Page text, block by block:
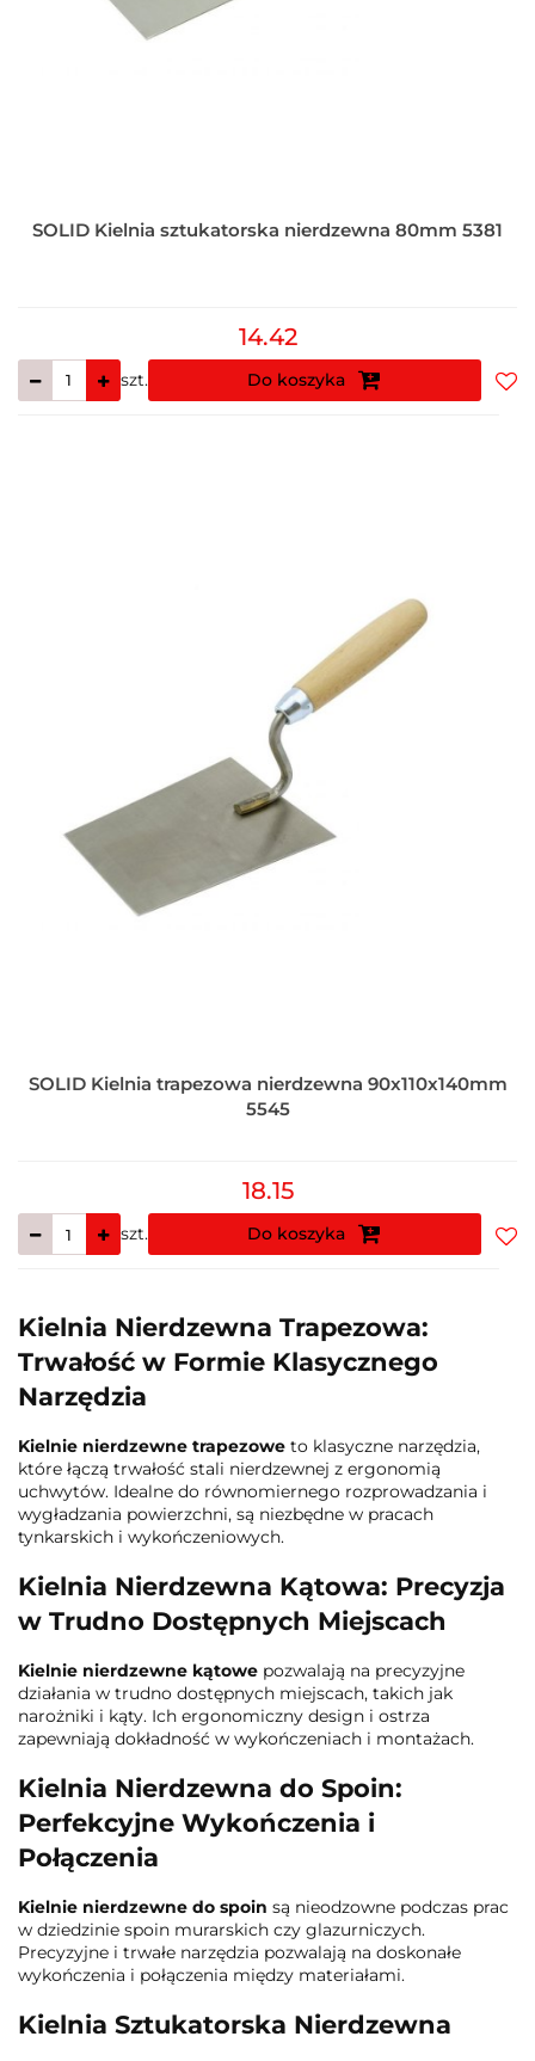
SOLID Kielnia sztukatorska nierdzewna 80mm 5381
14.42
szt. Do koszyka
SOLID Kielnia trapezowa nierdzewna 90x110x140mm
5545
18.15
szt. Do koszyka
Kielnia Nierdzewna Trapezowa:
Trwałość w Formie Klasycznego
Narzędzia
Kielnie nierdzewne trapezowe to klasyczne narzędzia,
które łączą trwałość stali nierdzewnej z ergonomią
uchwytów. Idealne do równomiernego rozprowadzania i
wygładzania powierzchni, są niezbędne w pracach
tynkarskich i wykończeniowych.
Kielnia Nierdzewna Kątowa: Precyzja
w Trudno Dostępnych Miejscach
Kielnie nierdzewne kątowe pozwalają na precyzyjne
działania w trudno dostępnych miejscach, takich jak
narożniki i kąty. Ich ergonomiczny design i ostrza
zapewniają dokładność w wykończeniach i montażach.
Kielnia Nierdzewna do Spoin:
Perfekcyjne Wykończenia i
Połączenia
Kielnie nierdzewne do spoin są nieodzowne podczas prac
w dziedzinie spoin murarskich czy glazurniczych.
Precyzyjne i trwałe narzędzia pozwalają na doskonałe
wykończenia i połączenia między materiałami.
Kielnia Sztukatorska Nierdzewna